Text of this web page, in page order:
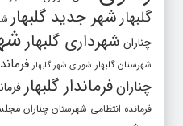
گلبهارشهر جدید گلبهار
چناران شهرداری گلبهار
شهرستان گلبهار شورای شهر گلبهار
چنارانفرماندار گلبهار
فرمانده انتظامی شهرستان چناران